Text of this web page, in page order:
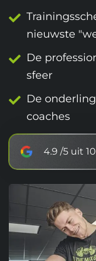
nieuwste
De
sfeer
De
coaches
4.9 /5 uit